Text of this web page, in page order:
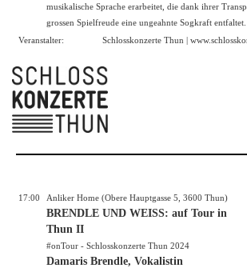
musikalische Sprache erarbeitet, die dank ihrer
grossen Spielfreude eine ungeahnte Sogkraft entfaltet.
Veranstalter:
Schlosskonzerte Thun |
17:00 Anliker Home (Obere Hauptgasse 5, 3600 Thun)
BRENDLE UND WEISS: auf Tour in
Thun II
#onTour - Schlosskonzerte Thun 2024
Damaris Brendle, Vokalistin